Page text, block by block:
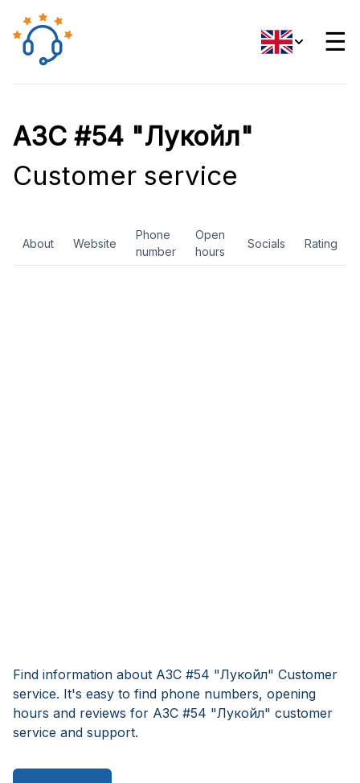
☰
АЗС #54 "Лукойл"
Customer service
About Website
Phone
number
Open
hours
Socials Rating
Find information about АЗС #54 "Лукойл" Customer
service. It's easy to find phone numbers, opening
hours and reviews for АЗС #54 "Лукойл" customer
service and support.